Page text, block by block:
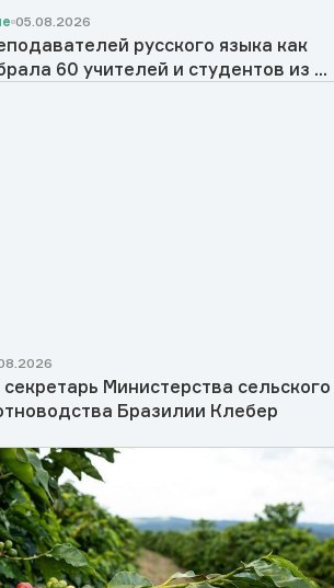
05.08.2026
русского языка как
60 учителей и студентов из ...
Министерства сельского
Бразилии Клебер